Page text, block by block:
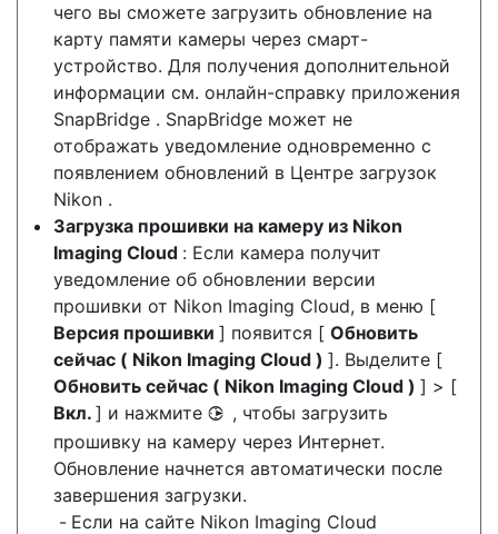
чего вы сможете загрузить обновление на
карту памяти камеры через смарт-
устройство. Для получения дополнительной
информации см. онлайн-справку приложения
SnapBridge . SnapBridge может не
отображать уведомление одновременно с
появлением обновлений в Центре загрузок
Nikon .
Загрузка прошивки на камеру из Nikon
Imaging Cloud : Если камера получит
уведомление об обновлении версии
прошивки от Nikon Imaging Cloud, в меню [
Версия прошивки ] появится [ Обновить
сейчас ( Nikon Imaging Cloud ) ]. Выделите [
Обновить сейчас ( Nikon Imaging Cloud ) ] > [
Вкл. ] и нажмите 2 , чтобы загрузить
прошивку на камеру через Интернет.
Обновление начнется автоматически после
завершения загрузки.
Если на сайте Nikon Imaging Cloud